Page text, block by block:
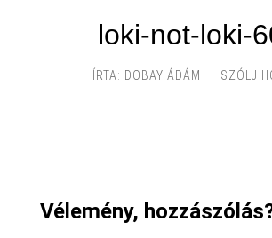
loki-not-loki-
ÍRTA: DOBAY ÁDÁM SZÓLJ
Vélemény,